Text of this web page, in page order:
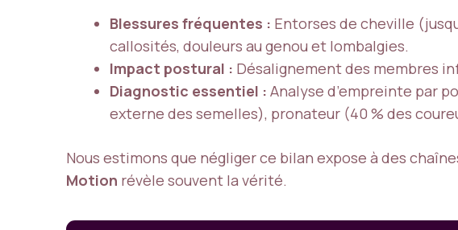
Blessures fréquentes : Entorses de cheville
callosités, douleurs au genou et lombalgies.
Impact postural : Désalignement des membres
Diagnostic essentiel : Analyse d’empreinte par
externe des semelles), pronateur (40 % des
Nous estimons que négliger ce bilan expose à des
Motion révèle souvent la vérité.